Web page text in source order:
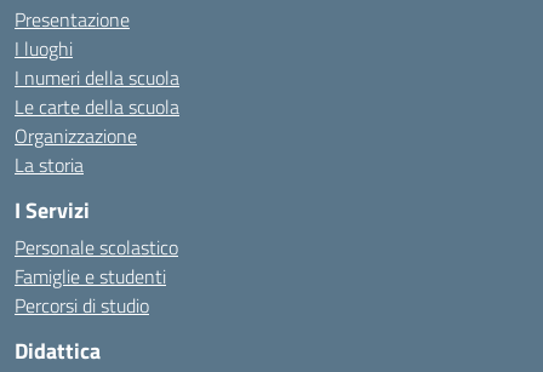
Presentazione
I luoghi
I numeri della scuola
Le carte della scuola
Organizzazione
La storia
I Servizi
Personale scolastico
Famiglie e studenti
Percorsi di studio
Didattica